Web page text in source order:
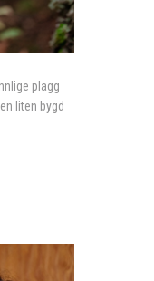
plagg
liten bygd